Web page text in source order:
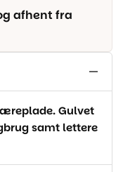
afhent fra
Gulvet
samt lettere